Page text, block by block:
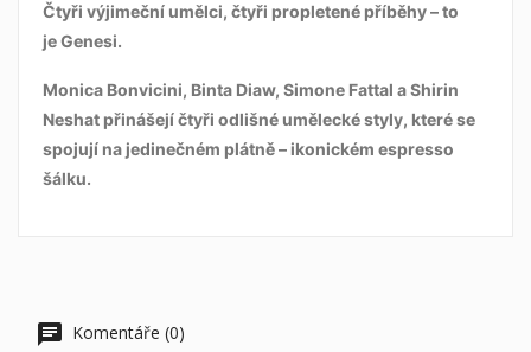
Čtyři výjimeční umělci, čtyři propletené příběhy – to
jeGenesi.
Monica Bonvicini, Binta Diaw, Simone Fattal a Shirin
Neshat přinášejí čtyři odlišné umělecké styly, které se
spojují na jedinečném plátně – ikonickém espresso
šálku.
Komentáře (0)